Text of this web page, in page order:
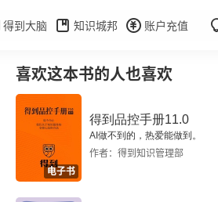
得到大脑 知识城邦 账户充值
喜欢这本书的人也喜欢
电子书
得到品控手册11.0
AI做不到的，热爱能做到。
作者：得到知识管理部